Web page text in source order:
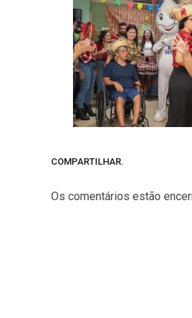
COMPARTILHAR.
Os comentários estão